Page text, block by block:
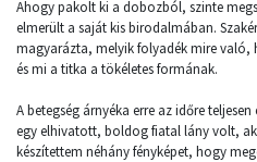
Ahogy pakolt ki a dobozból, szinte
elmerült a saját kis birodalmában.
magyarázta, melyik folyadék mire való,
és mi a titka a tökéletes formának.
A betegség árnyéka erre az időre
egy elhivatott, boldog fiatal lány volt,
készítettem néhány fényképet, hogy